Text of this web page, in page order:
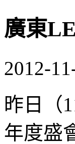
廣東
2012-
昨日（
年度盛